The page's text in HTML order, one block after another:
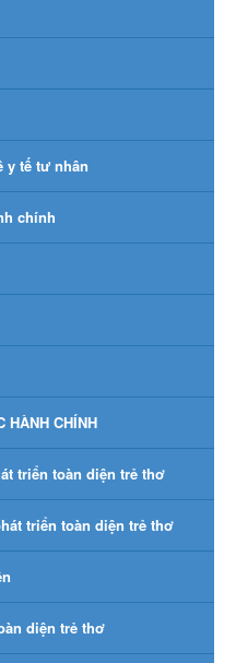
y tế tư nhân
chính
HÀNH CHÍNH
triển toàn diện trẻ thơ
triển toàn diện trẻ thơ
diện trẻ thơ